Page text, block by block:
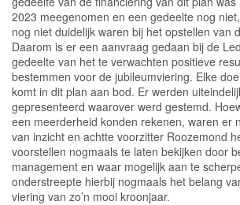
2023 meegenomen en een gedeelte nog
nog niet duidelijk waren bij het opstellen van
Daarom is er een aanvraag gedaan bij de
gedeelte van het te verwachten positieve
bestemmen voor de jubileumviering. Elke
komt in dit plan aan bod. Er werden
gepresenteerd waarover werd gestemd.
een meerderheid konden rekenen, waren er
van inzicht en achtte voorzitter Roozemond
voorstellen nogmaals te laten bekijken door
management en waar mogelijk aan te
onderstreepte hierbij nogmaals het belang
viering van zo’n mooi kroonjaar.